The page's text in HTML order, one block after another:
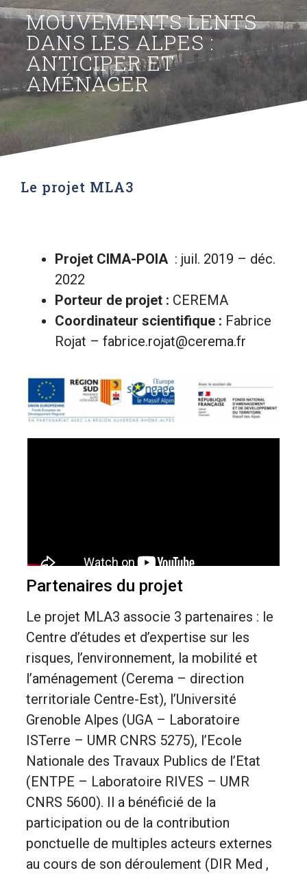
MOUVEMENTS LENTS
DANS LES ALPES :
ANTICIPER ET
AMÉNAGER
Le projet MLA3
Projet CIMA-POIA: juil. 2019 – déc.
2022
Porteur de projet : CEREMA
Coordinateur scientifique : Fabrice
Rojat – fabrice.rojat@cerema.fr
Partenaires du projet
Le projet MLA3 associe 3 partenaires : le
Centre d’études et d’expertise sur les
risques, l’environnement, la mobilité et
l’aménagement (Cerema – direction
territoriale Centre-Est), l’Université
Grenoble Alpes (UGA – Laboratoire
ISTerre – UMR CNRS 5275), l’Ecole
Nationale des Travaux Publics de l’Etat
(ENTPE – Laboratoire RIVES – UMR
CNRS 5600). Il a bénéficié de la
participation ou de la contribution
ponctuelle de multiples acteurs externes
au cours de son déroulement (DIR Med ,